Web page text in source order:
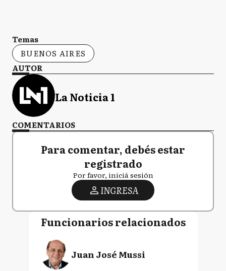
Temas
BUENOS AIRES
AUTOR
La Noticia 1
COMENTARIOS
Para comentar, debés estar
registrado
Por favor, iniciá sesión
INGRESA
Funcionarios relacionados
Juan José Mussi